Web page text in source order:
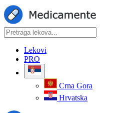
Lekovi
PRO
Crna Gora
Hrvatska